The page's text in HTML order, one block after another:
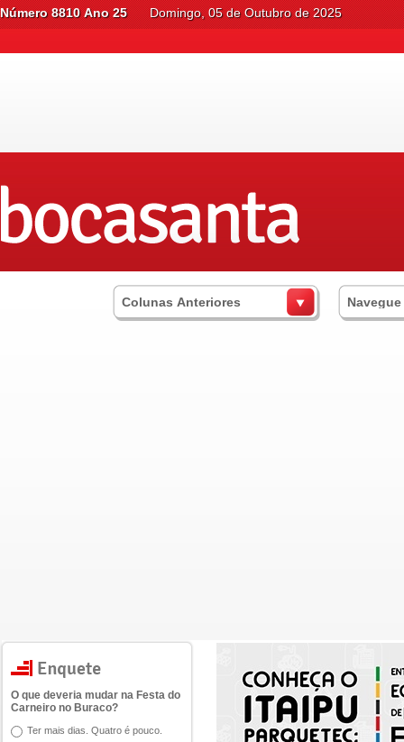
Número 8810 Ano 25 Domingo, 05 de Outubro de 2025
Colunas Anteriores
O que deveria mudar na Festa do
Carneiro no Buraco?
Ter mais dias. Quatro é pouco.